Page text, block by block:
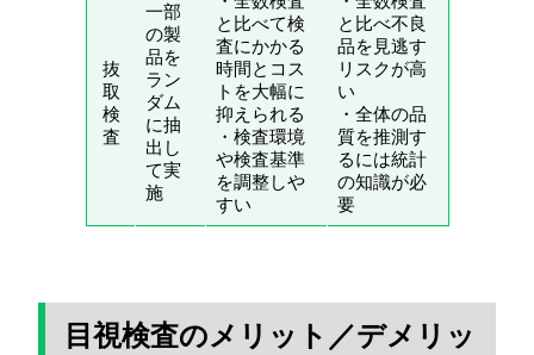
抜
取
検
査
一部
の製
品を
ラン
ダム
に抽
出し
て実
施
と比べて検
査にかかる
時間とコス
トを大幅に
抑えられる
・検査環境
や検査基準
を調整しや
すい
と比べ不良
品を見逃す
リスクが高
い
・全体の品
質を推測す
るには統計
の知識が必
要
目視検査のメリット／デメリッ